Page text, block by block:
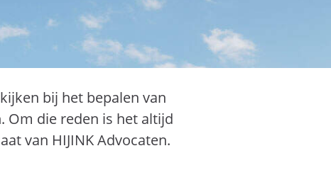
bij het bepalen van
Om die reden is het altijd
van HIJINK Advocaten.